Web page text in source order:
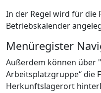
In der Regel wird für die
Betriebskalender
Menüregister
Außerdem können über
Arbeitsplatzgruppe“ die
Herkunftslagerort